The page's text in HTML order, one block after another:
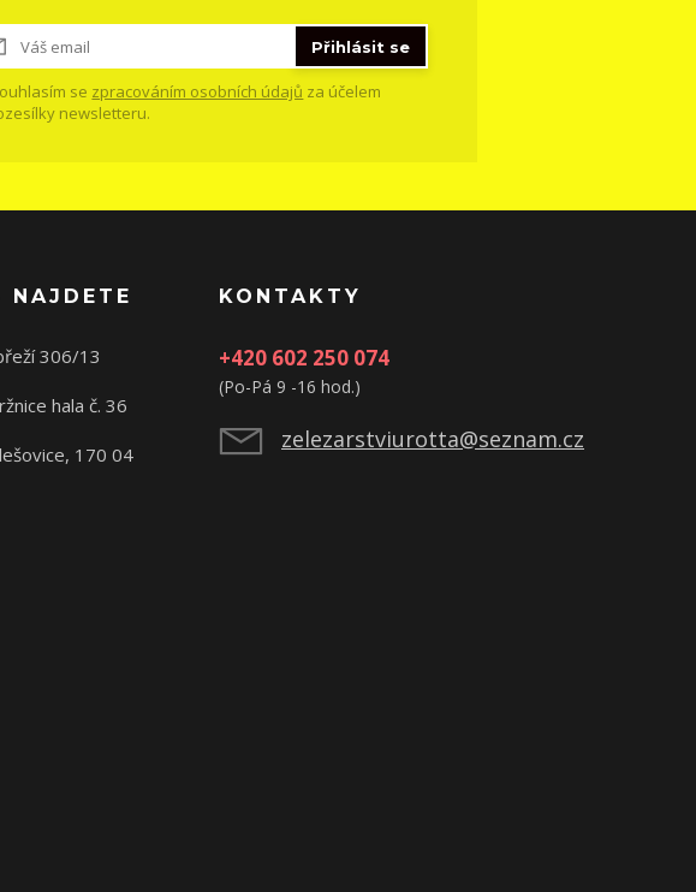
Přihlásit se
se zpracováním osobních údajů za účelem
newsletteru.
NAJDETE
306/13
hala č. 36
170 04
KONTAKTY
+420 602 250 074
(Po-Pá 9 -16 hod.)
zelezarstviurotta@seznam.cz